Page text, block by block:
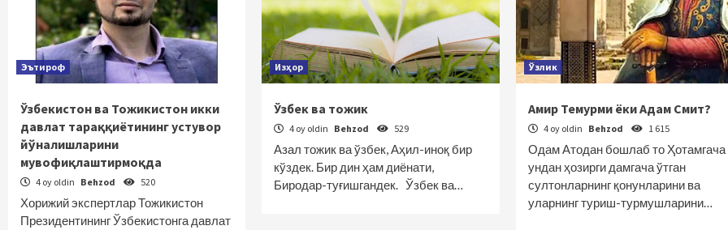
Эътироф
Ўзбекистон ва Тожикистон икки
давлат тараққиётининг устувор
йўналишларини
мувофиқлаштирмоқда
4 oy oldin Behzod 520
Хорижий экспертлар Тожикистон
Президентининг Ўзбекистонга давлат
Изҳор
Ўзбек ва тожик
4 oy oldin Behzod 529
Азал тожик ва ўзбек, Аҳил-иноқ бир
кўздек. Бир дин ҳам диёнати,
Биродар-туғишгандек. Ўзбек ва…
Ўзлик
Амир Темурми ёки Адам Смит?
4 oy oldin Behzod 1 615
Одам Атодан бошлаб то Ҳотамгача
ундан ҳозирги дамгача ўтган
султонларнинг қонунларини ва
уларнинг туриш-турмушларини…